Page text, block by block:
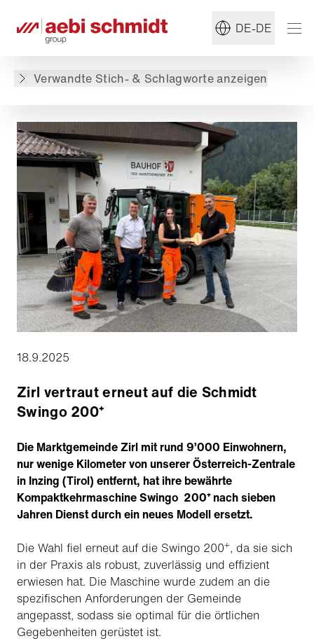
DE-DE
Verwandte Stich- & Schlagworte anzeigen
#Kehrmaschine
18.9.2025
Zirl vertraut erneut auf die Schmidt
Swingo 200⁺
Die Marktgemeinde Zirl mit rund 9’000 Einwohnern,
nur wenige Kilometer von unserer Österreich-Zentrale
in Inzing (Tirol) entfernt, hat ihre bewährte
Kompaktkehrmaschine Swingo 200⁺ nach sieben
Jahren Dienst durch ein neues Modell ersetzt.
Die Wahl fiel erneut auf die Swingo 200+, da sie sich
in der Praxis als robust, zuverlässig und effizient
erwiesen hat. Die Maschine wurde zudem an die
spezifischen Anforderungen der Gemeinde
angepasst, sodass sie optimal für die örtlichen
Gegebenheiten gerüstet ist.